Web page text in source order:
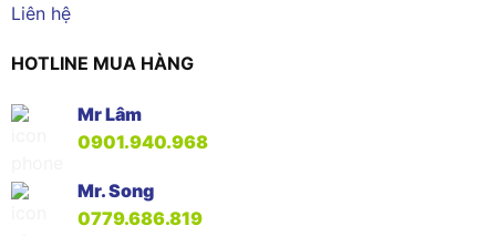
Liên hệ
HOTLINE MUA HÀNG
Mr Lâm
0901.940.968
Mr. Song
0779.686.819